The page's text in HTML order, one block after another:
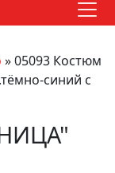
»05093 Костюм
синий с